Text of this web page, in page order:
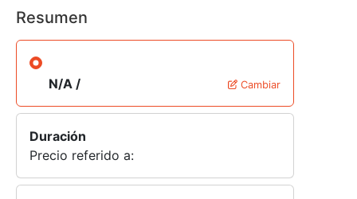
Resumen
N/A / Cambiar
Duración
Precio referido a: